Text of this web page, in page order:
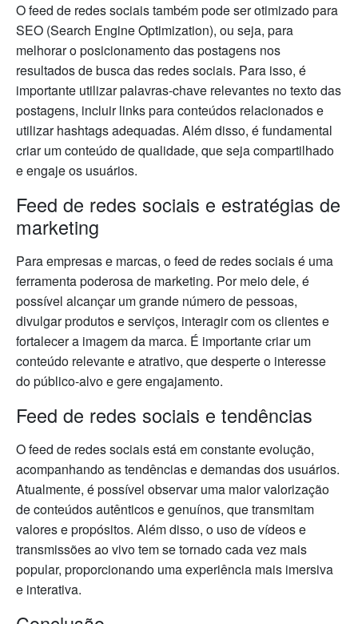
O feed de redes sociais também pode ser otimizado para
SEO (Search Engine Optimization), ou seja, para
melhorar o posicionamento das postagens nos
resultados de busca das redes sociais. Para isso, é
importante utilizar palavras-chave relevantes no texto das
postagens, incluir links para conteúdos relacionados e
utilizar hashtags adequadas. Além disso, é fundamental
criar um conteúdo de qualidade, que seja compartilhado
e engaje os usuários.
Feed de redes sociais e estratégias de
marketing
Para empresas e marcas, o feed de redes sociais é uma
ferramenta poderosa de marketing. Por meio dele, é
possível alcançar um grande número de pessoas,
divulgar produtos e serviços, interagir com os clientes e
fortalecer a imagem da marca. É importante criar um
conteúdo relevante e atrativo, que desperte o interesse
do público-alvo e gere engajamento.
Feed de redes sociais e tendências
O feed de redes sociais está em constante evolução,
acompanhando as tendências e demandas dos usuários.
Atualmente, é possível observar uma maior valorização
de conteúdos autênticos e genuínos, que transmitam
valores e propósitos. Além disso, o uso de vídeos e
transmissões ao vivo tem se tornado cada vez mais
popular, proporcionando uma experiência mais imersiva
e interativa.